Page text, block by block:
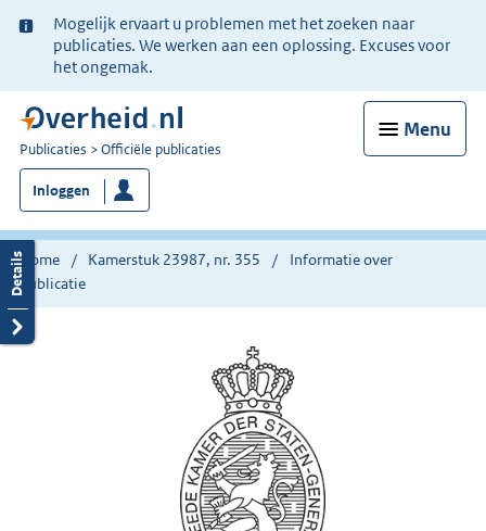
Ter
informatie:
Mogelijk ervaart u problemen met het zoeken naar
publicaties. We werken aan een oplossing. Excuses voor
het ongemak.
Menu
U
bent
nu
hier:
Publicaties Officiële publicaties
Inloggen
Home Kamerstuk 23987, nr. 355
Informatie over
publicatie